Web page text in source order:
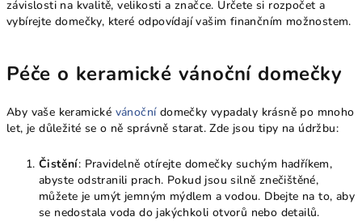
závislosti na kvalitě, velikosti a značce. Určete si rozpočet a
vybírejte domečky, které odpovídají vašim finančním možnostem.
Péče o keramické vánoční domečky
Aby vaše keramické vánočnídomečky vypadaly krásně po mnoho
let, je důležité se o ně správně starat. Zde jsou tipy na údržbu:
Čistění: Pravidelně otírejte domečky suchým hadříkem,
abyste odstranili prach. Pokud jsou silně znečištěné,
můžete je umýt jemným mýdlem a vodou. Dbejte na to, aby
se nedostala voda do jakýchkoli otvorů nebo detailů.